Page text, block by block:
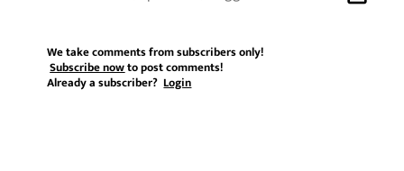
We take comments from subscribers only!
Subscribe nowto post comments!
Already a subscriber?Login